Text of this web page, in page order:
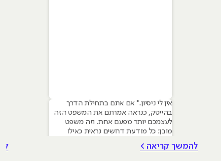
אין לי ניסיון." אם אתם בתחילת הדרך
בהייטק, כנראה אמרתם את המשפט הזה
לעצמכם יותר מפעם אחת. וזה משפט
מובן: כל מודעת דרושים נראית כאילו
כבר נגע במוצר אמיתי, כבר צבר ביטחון.
להמשך קריאה >